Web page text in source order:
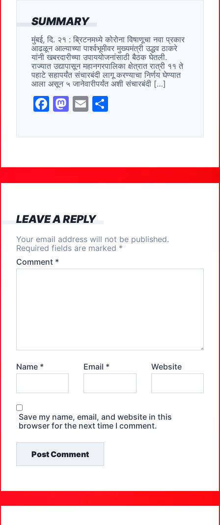
SUMMARY
मुंबई, दि. २१ : ब्रिटनमध्ये कोरोना विषाणूचा नवा प्रकार
आढळून आल्याच्या पार्श्वभूमीवर मुख्यमंत्री उद्धव ठाकरे
यांनी खबरदारीच्या उपाययोजनांसाठी बैठक घेतली.
राज्यात उद्यापासून महानगरपालिका क्षेत्रात रात्री ११ ते
पहाटे सहापर्यंत संचारबंदी लागू करण्याचा निर्णय घेण्यात
आला असून ५ जानेवारीपर्यंत अशी संचारबंदी […]
F
c
b
o
k
M
st
d
o
E
ai ar
c
e
b
o
o
k
st
o
d
o
n
ai
l
LEAVE A REPLY
Your email address will not be published.
Required fields are marked *
Comment *
Name * Email * Website
Save my name, email, and website in this
browser for the next time I comment.